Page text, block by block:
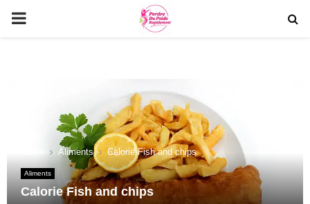
PRIMARY
Aliments Calorie Fish and chips
Aliments
Calorie Fish and chips